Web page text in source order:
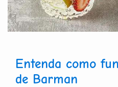
Entenda como
de Barman